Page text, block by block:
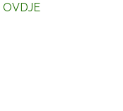
OVDJE